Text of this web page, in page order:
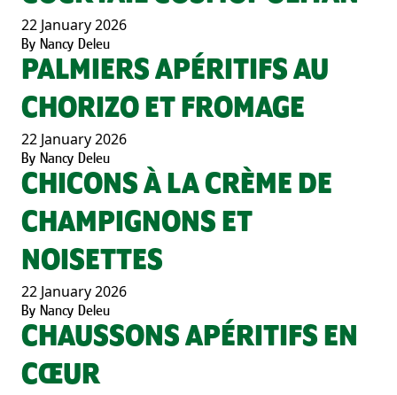
22 January 2026
By Nancy Deleu
PALMIERS APÉRITIFS AU
CHORIZO ET FROMAGE
22 January 2026
By Nancy Deleu
CHICONS À LA CRÈME DE
CHAMPIGNONS ET
NOISETTES
22 January 2026
By Nancy Deleu
CHAUSSONS APÉRITIFS EN
CŒUR